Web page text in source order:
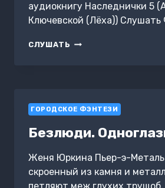
аудиокнигу Наследнички 5
Ключевской (Лёха))
СЛУШАТЬ НАСЛЕДНИЧКИ
ГОРОДСКОЕ ФЭНТЕЗИ
Безлюди.
Женя Юркина Пьер-э-Металь
скроенный из камня и